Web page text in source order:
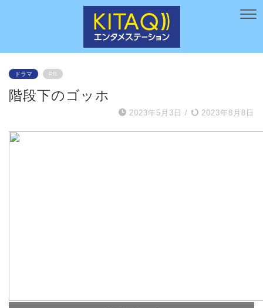
ドラマ PR
階段下のゴッホ
2023年5月3日 / 2023年8月8日